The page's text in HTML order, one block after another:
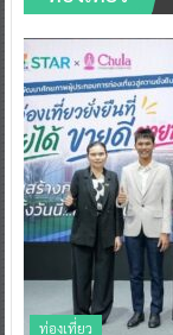
ท่องเที่ยว